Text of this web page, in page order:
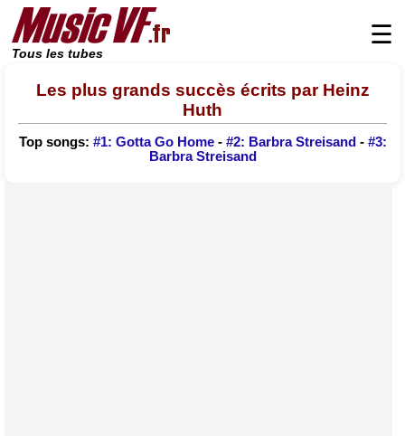
Tous les tubes
☰
Les plus grands succès écrits par Heinz
Huth
Top songs: #1: Gotta Go Home- #2: Barbra Streisand - #3:
Barbra Streisand